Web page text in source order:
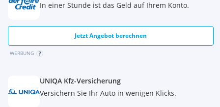
In einer Stunde ist das Geld auf Ihrem Konto.
Jetzt Angebot berechnen
WERBUNG
UNIQA Kfz-Versicherung
Versichern Sie Ihr Auto in wenigen Klicks.